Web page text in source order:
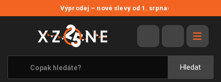
Výprodej – nové slevy od 1. srpna›
Hledat
VÝPRODEJ
VIDEOHRY
XZONE ORIGINALS
TÉMATIKY